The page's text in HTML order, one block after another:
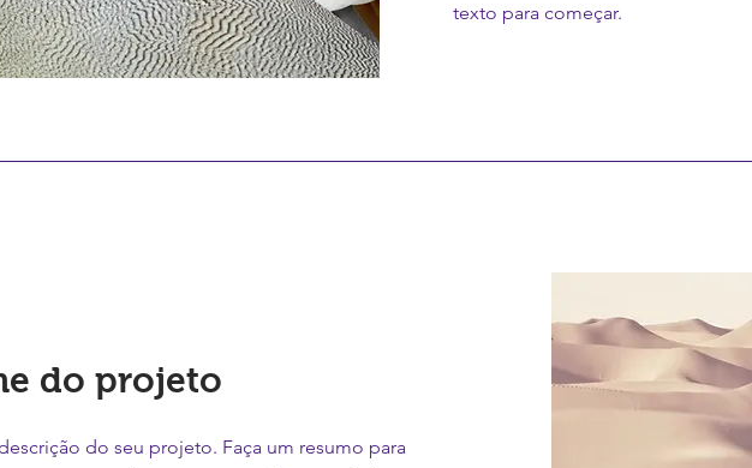
texto para começar.
do projeto
descrição do seu projeto. Faça um resumo para